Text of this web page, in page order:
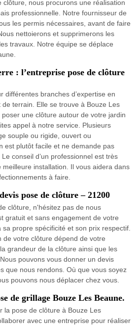
clôture, nous procurons une réalisation
professionnelle. Notre fournisseur de
les permis nécessaires, avant de faire
nettoierons et supprimerons les
travaux. Notre équipe se déplace
: l’entreprise pose de clôture
différentes branches d’expertise en
de terrain. Elle se trouve à Bouze Les
une clôture autour de votre jardin
appel à notre service. Plusieurs
souple ou rigide, ouvert ou
est plutôt facile et ne demande pas
conseil d’un professionnel est très
installation. Il vous aidera dans
à faire.
pose de clôture – 21200
clôture, n'hésitez pas de nous
gratuit et sans engagement de votre
propre spécificité et son prix respectif.
de votre clôture dépend de votre
grandeur de la clôture ainsi que les
pouvons vous donner un devis
que nous rendons. Où que vous soyez
pouvons nous déplacer chez vous.
de grillage Bouze Les Beaune.
la pose de clôture à Bouze Les
avec une entreprise pour réaliser